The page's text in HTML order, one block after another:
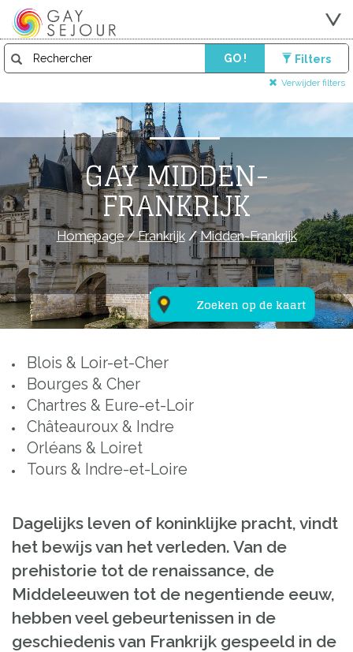
GO ! Filters
Verwijder filters
Zoeken op de kaart
GAY MIDDEN-
FRANKRIJK
Homepage/Frankrijk/Midden-Frankrijk
Blois & Loir-et-Cher
Bourges & Cher
Chartres & Eure-et-Loir
Châteauroux & Indre
Orléans & Loiret
Tours & Indre-et-Loire
Dagelijks leven of koninklijke pracht, vindt
het bewijs van het verleden. Van de
prehistorie tot de renaissance, de
Middeleeuwen tot de negentiende eeuw,
hebben veel gebeurtenissen in de
geschiedenis van Frankrijk gespeeld in de